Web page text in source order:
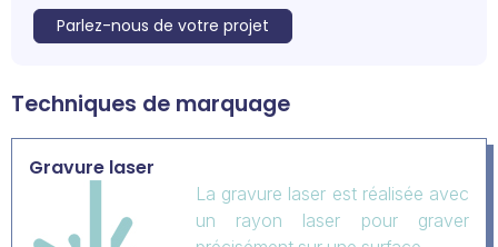
Parlez-nous de votre projet
Techniques de marquage
Gravure laser
La gravure laser est réalisée avec
un rayon laser pour graver